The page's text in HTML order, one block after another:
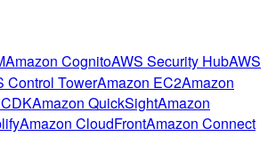
Amazon CognitoAWS Security HubAWS
Control TowerAmazon EC2Amazon
Amazon QuickSightAmazon
Amazon CloudFrontAmazon Connect